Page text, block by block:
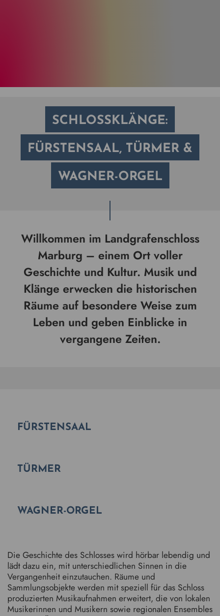
SCHLOSSKLÄNGE:
FÜRSTENSAAL, TÜRMER &
WAGNER-ORGEL
Willkommen im Landgrafenschloss
Marburg – einem Ort voller
Geschichte und Kultur. Musik und
Klänge erwecken die historischen
Räume auf besondere Weise zum
Leben und geben Einblicke in
vergangene Zeiten.
FÜRSTENSAAL
TÜRMER
WAGNER-ORGEL
Die Geschichte des Schlosses wird hörbar lebendig und
lädt dazu ein, mit unterschiedlichen Sinnen in die
Vergangenheit einzutauchen. Räume und
Sammlungsobjekte werden mit speziell für das Schloss
produzierten Musikaufnahmen erweitert, die von lokalen
Musikerinnen und Musikern sowie regionalen Ensembles